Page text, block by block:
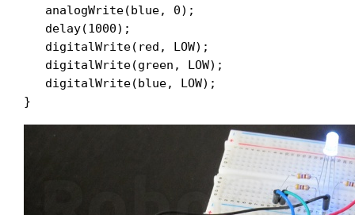
   analogWrite(blue, 0);
   delay(1000);
   digitalWrite(red, LOW);
   digitalWrite(green, LOW);
   digitalWrite(blue, LOW);
}